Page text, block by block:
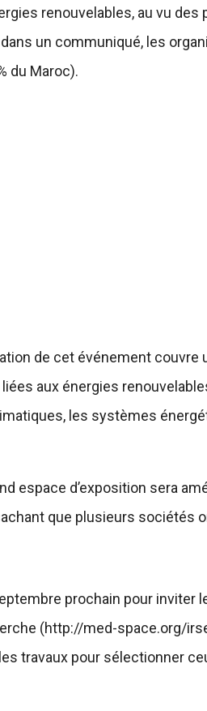
renouvelables, au vu
un communiqué, les
du Maroc).
de cet événement couvre
aux énergies
les systèmes
espace d’exposition sera
que plusieurs sociétés
prochain pour inviter
(http://med-space.org/
travaux pour sélectionner